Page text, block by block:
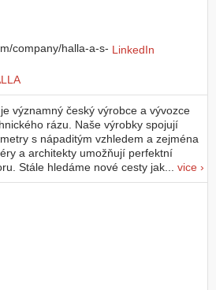
LinkedIn
významný český výrobce a vývozce
rázu. Naše výrobky spojují
s nápaditým vzhledem a zejména
a architekty umožňují perfektní
Stále hledáme nové cesty jak... vice ›